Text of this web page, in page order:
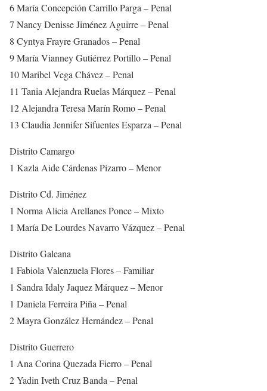
6 María Concepción Carrillo Parga – Penal
7 Nancy Denisse Jiménez Aguirre – Penal
8 Cyntya Frayre Granados – Penal
9 María Vianney Gutiérrez Portillo – Penal
10 Maribel Vega Chávez – Penal
11 Tania Alejandra Ruelas Márquez – Penal
12 Alejandra Teresa Marín Romo – Penal
13 Claudia Jennifer Sifuentes Esparza – Penal
Distrito Camargo
1 Kazla Aide Cárdenas Pizarro – Menor
Distrito Cd. Jiménez
1 Norma Alicia Arellanes Ponce – Mixto
1 María De Lourdes Navarro Vázquez – Penal
Distrito Galeana
1 Fabiola Valenzuela Flores – Familiar
1 Sandra Idaly Jaquez Márquez – Menor
1 Daniela Ferreira Piña – Penal
2 Mayra González Hernández – Penal
Distrito Guerrero
1 Ana Corina Quezada Fierro – Penal
2 Yadin Iveth Cruz Banda – Penal